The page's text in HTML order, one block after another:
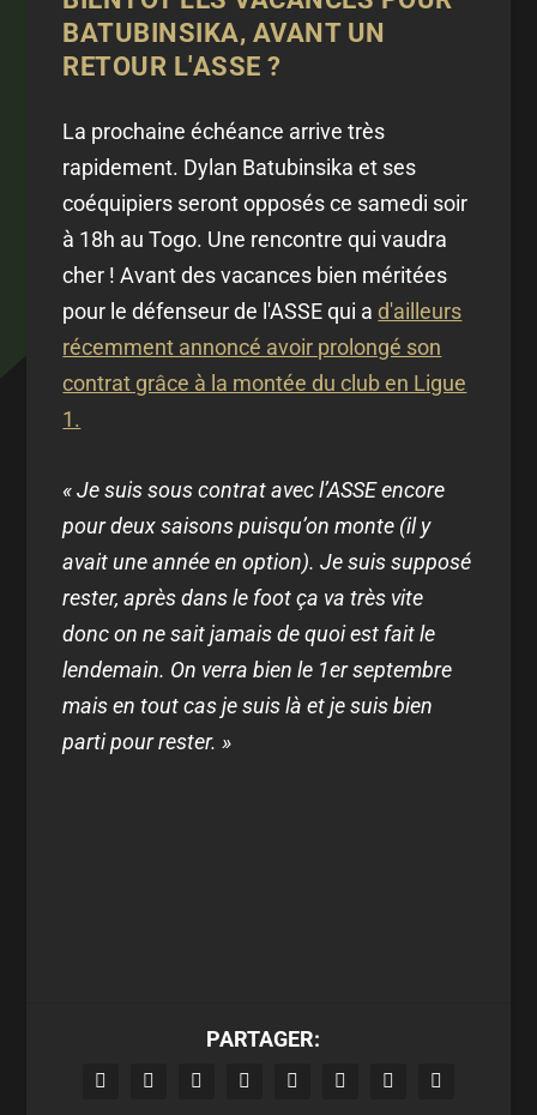
BATUBINSIKA, AVANT UN
RETOUR L'ASSE ?
La prochaine échéance arrive très
rapidement. Dylan Batubinsika et ses
coéquipiers seront opposés ce samedi soir
à 18h au Togo. Une rencontre qui vaudra
cher ! Avant des vacances bien méritées
pour le défenseur de l'ASSE qui a d'ailleurs
récemment annoncé avoir prolongé son
contrat grâce à la montée du club en Ligue
1.
« Je suis sous contrat avec l’ASSE encore
pour deux saisons puisqu’on monte (il y
avait une année en option). Je suis supposé
rester, après dans le foot ça va très vite
donc on ne sait jamais de quoi est fait le
lendemain. On verra bien le 1er septembre
mais en tout cas je suis là et je suis bien
parti pour rester. »
PARTAGER: